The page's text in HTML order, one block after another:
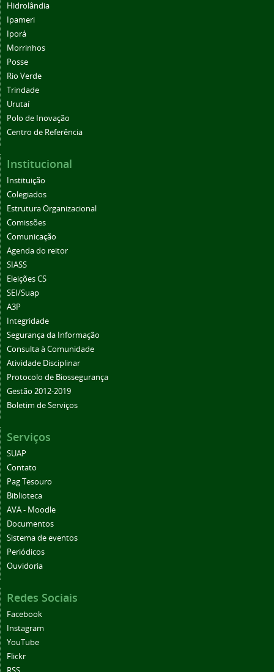
Hidrolândia
Ipameri
Iporá
Morrinhos
Posse
Rio Verde
Trindade
Urutaí
Polo de Inovação
Centro de Referência
Institucional
Instituição
Colegiados
Estrutura Organizacional
Comissões
Comunicação
Agenda do reitor
SIASS
Eleições CS
SEI/Suap
A3P
Integridade
Segurança da Informação
Consulta à Comunidade
Atividade Disciplinar
Protocolo de Biossegurança
Gestão 2012-2019
Boletim de Serviços
Serviços
SUAP
Contato
Pag Tesouro
Biblioteca
AVA - Moodle
Documentos
Sistema de eventos
Periódicos
Ouvidoria
Redes Sociais
Facebook
Instagram
YouTube
Flickr